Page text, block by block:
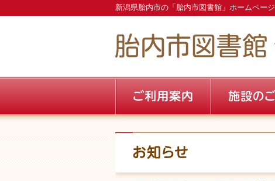
新潟県胎内市の「胎内市図書館」ホームページ